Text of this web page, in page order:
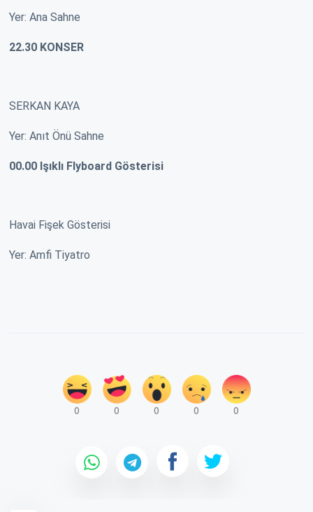
Yer: Ana Sahne
22.30 KONSER
SERKAN KAYA
Yer: Anıt Önü Sahne
00.00 Işıklı Flyboard Gösterisi
Havai Fişek Gösterisi
Yer: Amfi Tiyatro
0 0 0 0 0